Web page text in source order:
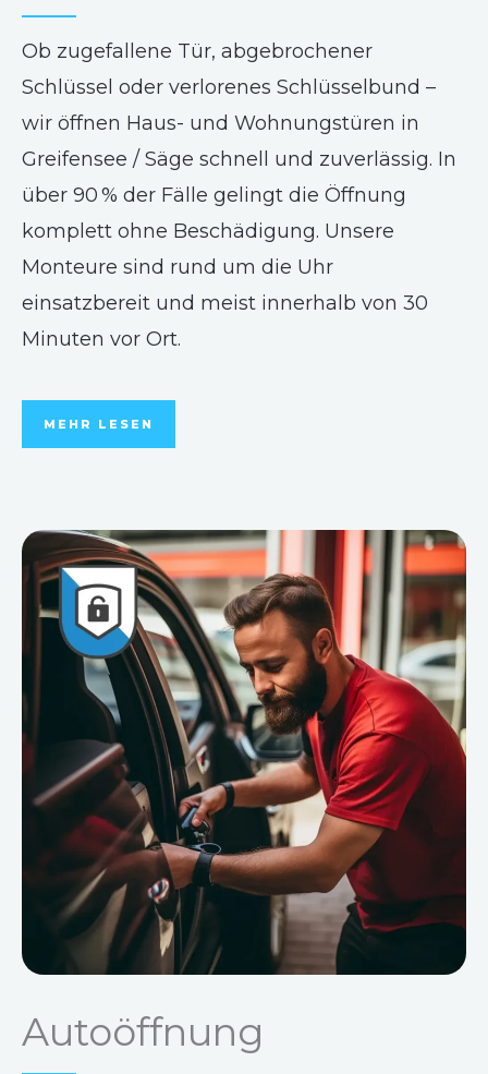
Ob zugefallene Tür, abgebrochener
Schlüssel oder verlorenes Schlüsselbund –
wir öffnen Haus- und Wohnungstüren in
Greifensee / Säge schnell und zuverlässig. In
über 90 % der Fälle gelingt die Öffnung
komplett ohne Beschädigung. Unsere
Monteure sind rund um die Uhr
einsatzbereit und meist innerhalb von 30
Minuten vor Ort.
MEHR LESEN
Autoöffnung